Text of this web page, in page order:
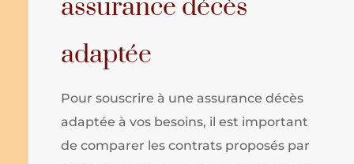
assurance décès
adaptée
Pour souscrire à une assurance décès
adaptée à vos besoins, il est important
de comparer les contrats proposés par